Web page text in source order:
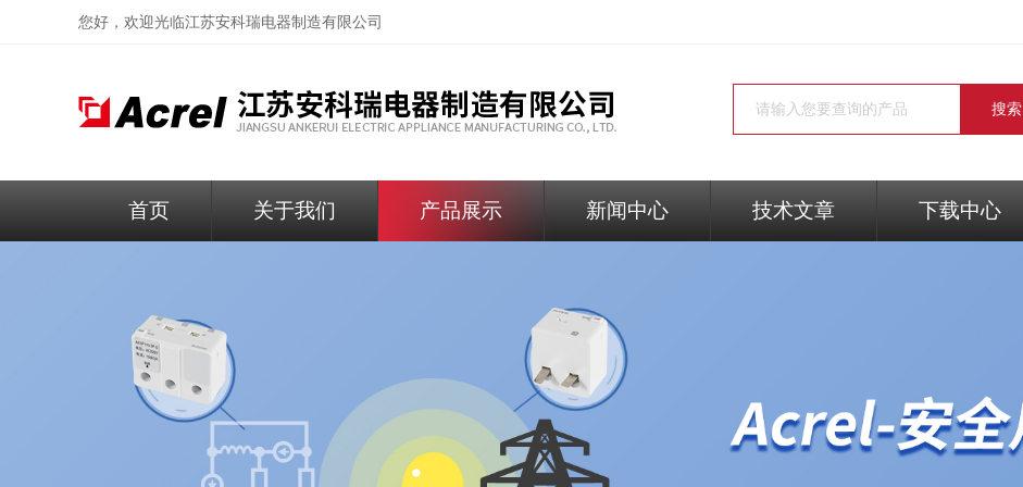
您好，欢迎光临江苏安科瑞电器制造有限公司
首页 关于我们 产品展示 新闻中心 技术文章 下载中心